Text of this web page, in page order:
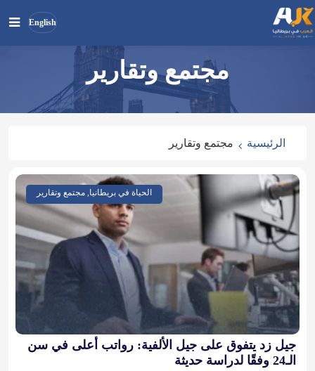
English
مجتمع وتقارير
الرئيسية مجتمع وتقارير
الحياة في بريطانيا, مجتمع وتقارير
جيل زد يتفوق على جيل الألفية: رواتب أعلى في سن
الـ24 وفقًا لدراسة حديثة